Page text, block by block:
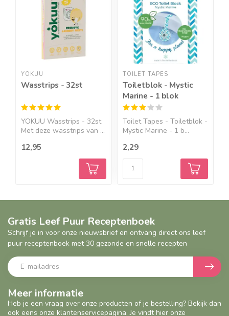
YOKUU
Wasstrips - 32st
YOKUU Wasstrips - 32st
Met deze wasstrips van ...
12,95
TOILET TAPES
Toiletblok - Mystic
Marine - 1 blok
Toilet Tapes - Toiletblok -
Mystic Marine - 1 b...
2,29
Meer informatie
Heb je een vraag over onze producten of je bestelling? Bekijk dan
ook eens onze klantenservicepagina. Je vindt hier onze
Gratis Leef Puur Receptenboek
Schrijf je in voor onze nieuwsbrief en ontvang direct ons leef
puur receptenboek met 30 gezonde en snelle recepten